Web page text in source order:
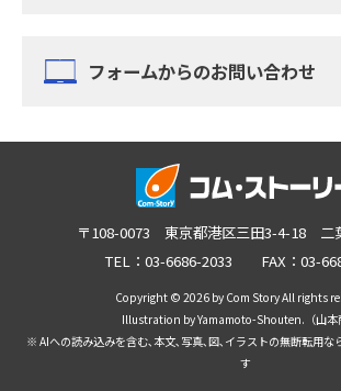
フォームからのお問い合わせ
〒108-0073 東京都港区三田3-4-18 二
TEL：03-6686-2033 FAX：03-
Copyright © 2026 by Com Story All rights
Illustration by Yamamoto-Shouten.（山本
※ AIへの読み込みを含む､本文､写真､図､イラストの無断転用な
す